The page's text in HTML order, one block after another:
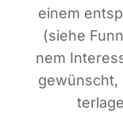
einem
(sie­he
nem